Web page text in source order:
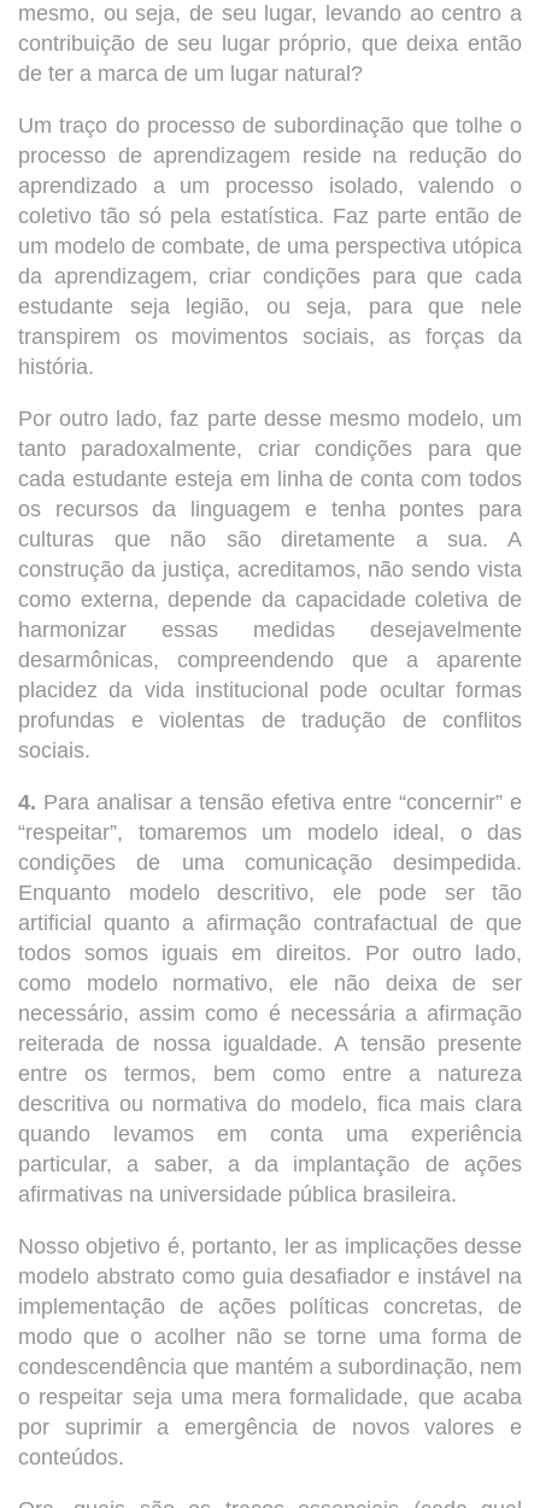
mesmo, ou seja, de seu lugar, levando ao centro a
contribuição de seu lugar próprio, que deixa então
de ter a marca de um lugar natural?
Um traço do processo de subordinação que tolhe o
processo de aprendizagem reside na redução do
aprendizado a um processo isolado, valendo o
coletivo tão só pela estatística. Faz parte então de
um modelo de combate, de uma perspectiva utópica
da aprendizagem, criar condições para que cada
estudante seja legião, ou seja, para que nele
transpirem os movimentos sociais, as forças da
história.
Por outro lado, faz parte desse mesmo modelo, um
tanto paradoxalmente, criar condições para que
cada estudante esteja em linha de conta com todos
os recursos da linguagem e tenha pontes para
culturas que não são diretamente a sua. A
construção da justiça, acreditamos, não sendo vista
como externa, depende da capacidade coletiva de
harmonizar essas medidas desejavelmente
desarmônicas, compreendendo que a aparente
placidez da vida institucional pode ocultar formas
profundas e violentas de tradução de conflitos
sociais.
4. Para analisar a tensão efetiva entre “concernir” e
“respeitar”, tomaremos um modelo ideal, o das
condições de uma comunicação desimpedida.
Enquanto modelo descritivo, ele pode ser tão
artificial quanto a afirmação contrafactual de que
todos somos iguais em direitos. Por outro lado,
como modelo normativo, ele não deixa de ser
necessário, assim como é necessária a afirmação
reiterada de nossa igualdade. A tensão presente
entre os termos, bem como entre a natureza
descritiva ou normativa do modelo, fica mais clara
quando levamos em conta uma experiência
particular, a saber, a da implantação de ações
afirmativas na universidade pública brasileira.
Nosso objetivo é, portanto, ler as implicações desse
modelo abstrato como guia desafiador e instável na
implementação de ações políticas concretas, de
modo que o acolher não se torne uma forma de
condescendência que mantém a subordinação, nem
o respeitar seja uma mera formalidade, que acaba
por suprimir a emergência de novos valores e
conteúdos.